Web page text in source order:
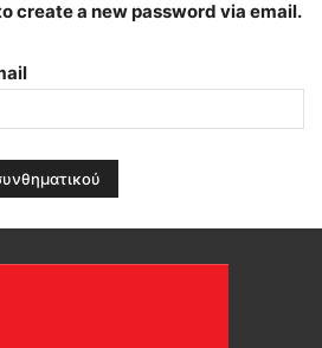
create a new password via email.